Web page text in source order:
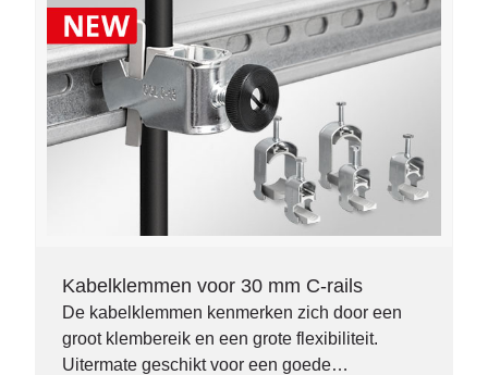
Kabelklemmen voor 30 mm C-rails
De kabelklemmen kenmerken zich door een
groot klembereik en een grote flexibiliteit.
Uitermate geschikt voor een goede